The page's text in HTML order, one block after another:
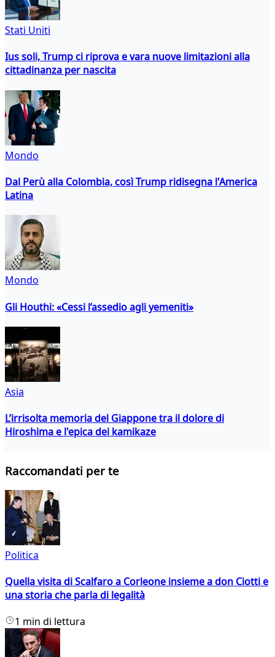
Stati Uniti
Ius soli, Trump ci riprova e vara nuove limitazioni alla
cittadinanza per nascita
Mondo
Dal Perù alla Colombia, così Trump ridisegna l'America
Latina
Mondo
Gli Houthi: «Cessi l’assedio agli yemeniti»
Asia
L’irrisolta memoria del Giappone tra il dolore di
Hiroshima e l'epica dei kamikaze
Raccomandati per te
Politica
Quella visita di Scalfaro a Corleone insieme a don Ciotti e
una storia che parla di legalità
1 min di lettura